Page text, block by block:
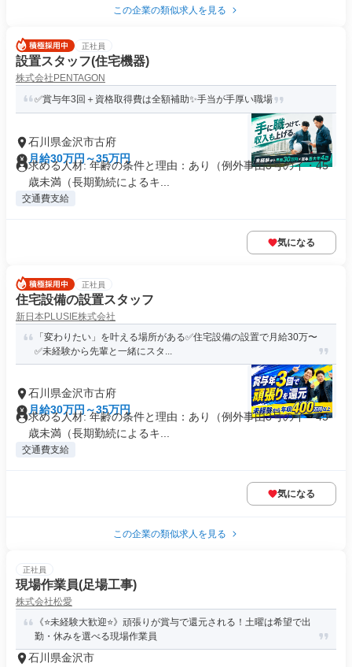
この企業の類似求人を見る
正社員
設置スタッフ(住宅機器)
株式会社PENTAGON
✅賞与年3回＋資格取得費は全額補助✨手当が手厚い職場
石川県金沢市古府
月給30万円～35万円
求める人材: 年齢の条件と理由：あり（例外事由3号のイ・45
歳未満（長期勤続によるキ...
交通費支給
気になる
正社員
住宅設備の設置スタッフ
新日本PLUSIE株式会社
「変わりたい」を叶える場所がある✅住宅設備の設置で月給30万〜
✅未経験から先輩と一緒にスタ...
石川県金沢市古府
月給30万円～35万円
求める人材: 年齢の条件と理由：あり（例外事由3号のイ・45
歳未満（長期勤続によるキ...
交通費支給
気になる
この企業の類似求人を見る
正社員
現場作業員(足場工事)
株式会社松愛
《⭐未経験大歓迎⭐》頑張りが賞与で還元される！土曜は希望で出
勤・休みを選べる現場作業員
石川県金沢市